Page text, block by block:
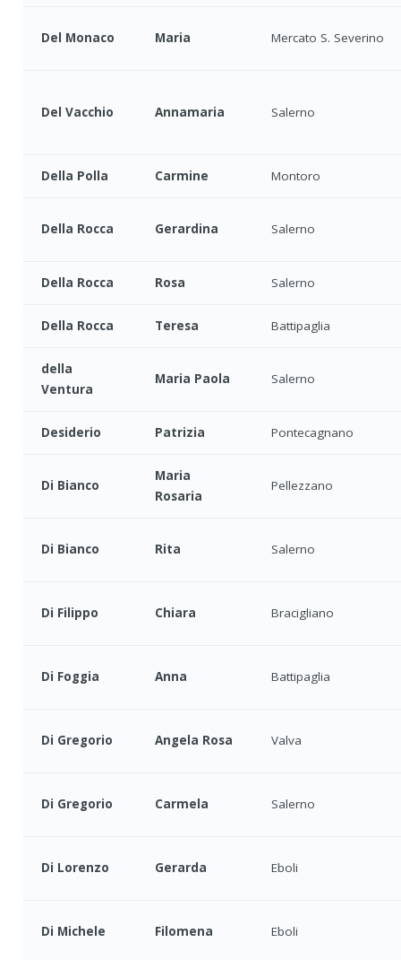
Del Monaco Maria Mercato S. Severino
Del Vacchio Annamaria Salerno
Della Polla Carmine Montoro
Della Rocca Gerardina Salerno
Della Rocca Rosa Salerno
Della Rocca Teresa Battipaglia
della
Ventura
Maria Paola Salerno
Desiderio Patrizia Pontecagnano
Di Bianco
Maria
Rosaria
Pellezzano
Di Bianco Rita Salerno
Di Filippo Chiara Bracigliano
Di Foggia Anna Battipaglia
Di Gregorio Angela Rosa Valva
Di Gregorio Carmela Salerno
Di Lorenzo Gerarda Eboli
Di Michele Filomena Eboli